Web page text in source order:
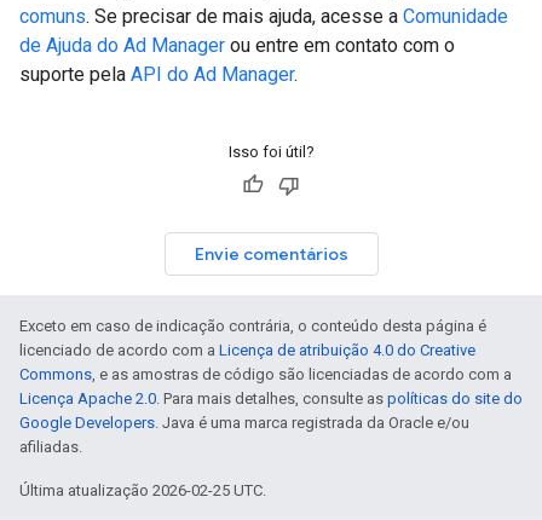
comuns. Se precisar de mais ajuda, acesse a Comunidade
de Ajuda do Ad Manager ou entre em contato com o
suporte pela API do Ad Manager.
Isso foi útil?
Envie comentários
Exceto em caso de indicação contrária, o conteúdo desta página é
licenciado de acordo com a Licença de atribuição 4.0 do Creative
Commons, e as amostras de código são licenciadas de acordo com a
Licença Apache 2.0. Para mais detalhes, consulte as políticas do site do
Google Developers. Java é uma marca registrada da Oracle e/ou
afiliadas.
Última atualização 2026-02-25 UTC.